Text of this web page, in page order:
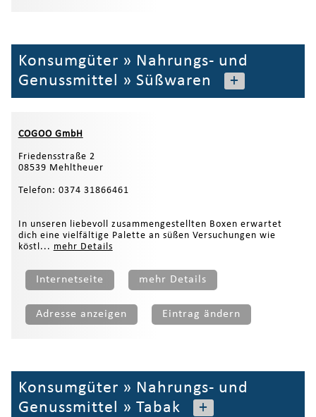
Konsumgüter » Nahrungs- und
Genussmittel » Süßwaren +
COGOO GmbH
Friedensstraße 2
08539 Mehltheuer
Telefon: 0374 31866461
In unseren liebevoll zusammengestellten Boxen erwartet
dich eine vielfältige Palette an süßen Versuchungen wie
köstl... mehr Details
Internetseite mehr Details
Adresse anzeigen Eintrag ändern
Konsumgüter » Nahrungs- und
Genussmittel » Tabak +